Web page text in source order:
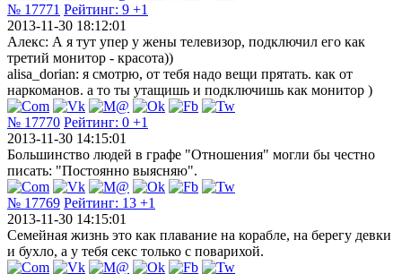
№ 17771 Рейтинг: 9 +1
2013-11-30 18:12:01
Алекс: А я тут упер у жены телевизор, подключил его как
третий монитор - красота))
alisa_dorian: я смотрю, от тебя надо вещи прятать. как от
наркоманов. а то ты утащишь и подключишь как монитор )
№ 17770 Рейтинг: 0 +1
2013-11-30 14:15:01
Большинство людей в графе "Отношения" могли бы честно
писать: "Постоянно выясняю".
№ 17769 Рейтинг: 13 +1
2013-11-30 14:15:01
Семейная жизнь это как плавание на корабле, на берегу девки
и бухло, а у тебя секс только с поварихой.